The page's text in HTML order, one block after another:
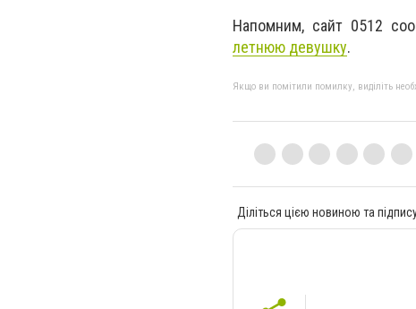
Напомним, сайт 0512
летнюю девушку.
Якщо ви помітили помилку, виділіть
Діліться цією новиною та